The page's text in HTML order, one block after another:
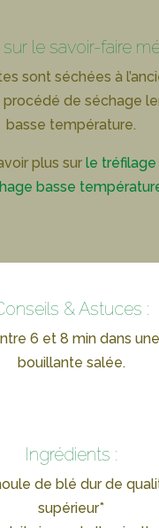
le savoir-faire
sont séchées à
procédé de séchage
basse température.
plus sur le tréfilage
basse
& Astuces :
6 et 8 min dans
bouillante salée.
Ingrédients :
de blé dur de
supérieur*